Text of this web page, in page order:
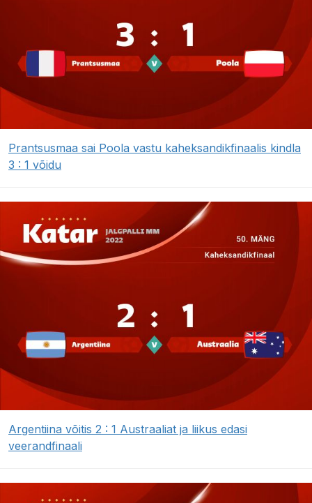
Prantsusmaa sai Poola vastu kaheksandikfinaalis kindla
3 : 1 võidu
Argentiina võitis 2 : 1 Austraaliat ja liikus edasi
veerandfinaali